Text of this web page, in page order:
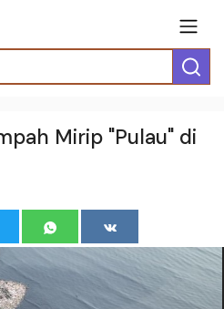
Mirip "Pulau" di